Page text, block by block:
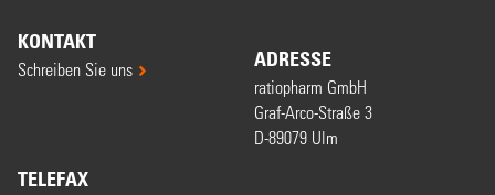
KONTAKT
Schreiben Sie uns ADRESSE
ratiopharm GmbH
Graf-Arco-Straße 3
D-89079 Ulm
TELEFAX